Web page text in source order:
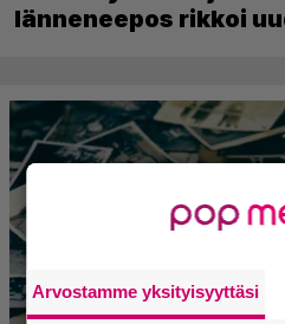
länneneepos rikkoi
Arvostamme yksityisyyttäsi